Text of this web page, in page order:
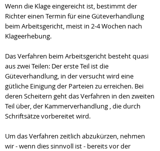
Wenn die Klage eingereicht ist, bestimmt der
Richter einen Termin für eine Güteverhandlung
beim Arbeitsgericht, meist in 2-4 Wochen nach
Klageerhebung.
Das Verfahren beim Arbeitsgericht besteht quasi
aus zwei Teilen: Der erste Teil ist die
Güteverhandlung, in der versucht wird eine
gütliche Einigung der Parteien zu erreichen. Bei
deren Scheitern geht das Verfahren in den zweiten
Teil über, der Kammerverhandlung , die durch
Schriftsätze vorbereitet wird.
Um das Verfahren zeitlich abzukürzen, nehmen
wir - wenn dies sinnvoll ist - bereits vor der